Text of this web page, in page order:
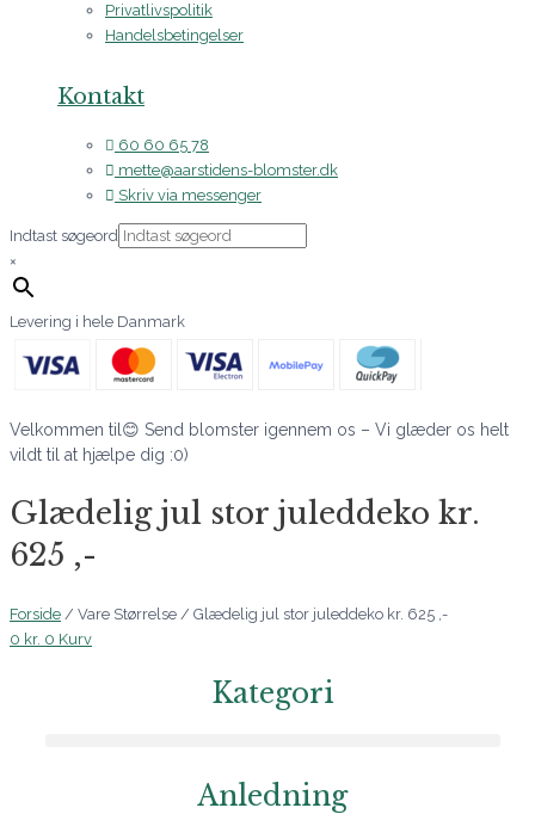
Privatlivspolitik
Handelsbetingelser
Kontakt
60 60 65 78
mette@aarstidens-blomster.dk
Skriv via messenger
Indtast søgeord
×
Levering i hele Danmark
Velkommen til😊 Send blomster igennem os – Vi glæder os helt
vildt til at hjælpe dig :0)
Glædelig jul stor juleddeko kr.
625 ,-
Forside / Vare Størrelse / Glædelig jul stor juleddeko kr. 625 ,-
0 kr. 0 Kurv
Kategori
Anledning